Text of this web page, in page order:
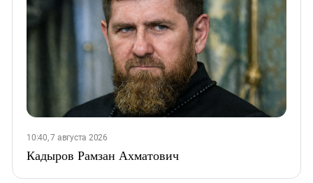
10:40, 7 августа 2026
Кадыров Рамзан Ахматович